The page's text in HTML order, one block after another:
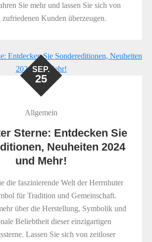
Sie mehr und lassen Sie sich von
zufriedenen Kunden überzeugen.
SEP.
25
Allgemein
Sterne: Entdecken Sie
Neuheiten 2024
und Mehr!
die faszinierende Welt der Herrnhuter
für Tradition und Gemeinschaft.
über die Herstellung, Symbolik und
Beliebtheit dieser einzigartigen
Lassen Sie sich von zeitloser